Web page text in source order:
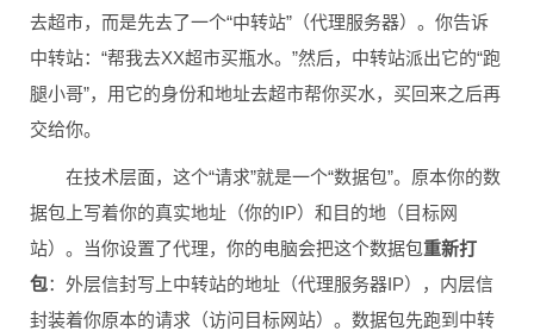
去超市，而是先去了一个“中转站”（代理服务器）。你告诉
中转站：“帮我去XX超市买瓶水。”然后，中转站派出它的“跑
腿小哥”，用它的身份和地址去超市帮你买水，买回来之后再
交给你。
在技术层面，这个“请求”就是一个“数据包”。原本你的数
据包上写着你的真实地址（你的IP）和目的地（目标网
站）。当你设置了代理，你的电脑会把这个数据包重新打
包：外层信封写上中转站的地址（代理服务器IP），内层信
封装着你原本的请求（访问目标网站）。数据包先跑到中转